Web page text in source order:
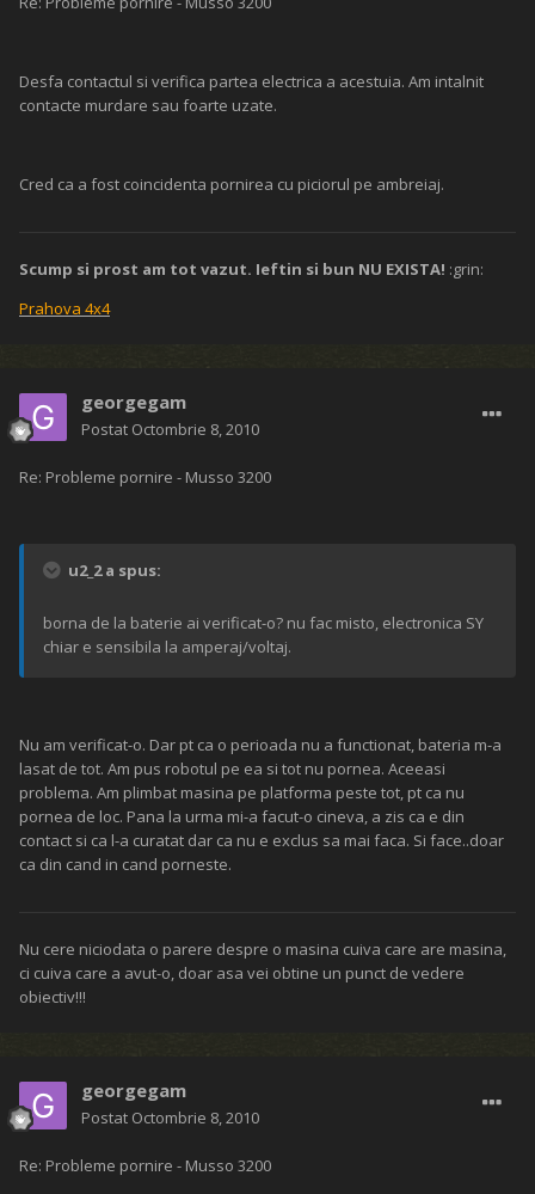
Desfa contactul si verifica partea electrica a acestuia. Am intalnit
contacte murdare sau foarte uzate.
Cred ca a fost coincidenta pornirea cu piciorul pe ambreiaj.
Scump si prost am tot vazut. Ieftin si bun NU EXISTA! :grin:
Prahova 4x4
georgegam
Postat Octombrie 8, 2010
Re: Probleme pornire - Musso 3200
u2_2 a spus:
borna de la baterie ai verificat-o? nu fac misto, electronica SY
chiar e sensibila la amperaj/voltaj.
Nu am verificat-o. Dar pt ca o perioada nu a functionat, bateria m-a
lasat de tot. Am pus robotul pe ea si tot nu pornea. Aceeasi
problema. Am plimbat masina pe platforma peste tot, pt ca nu
pornea de loc. Pana la urma mi-a facut-o cineva, a zis ca e din
contact si ca l-a curatat dar ca nu e exclus sa mai faca. Si face..doar
ca din cand in cand porneste.
Nu cere niciodata o parere despre o masina cuiva care are masina,
ci cuiva care a avut-o, doar asa vei obtine un punct de vedere
obiectiv!!!
georgegam
Postat Octombrie 8, 2010
Re: Probleme pornire - Musso 3200